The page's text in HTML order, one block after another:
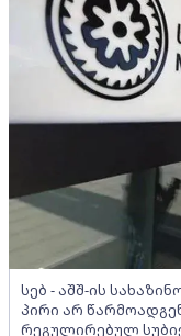
სებ - აშშ-ის
პირი არ
რეგულირებულ